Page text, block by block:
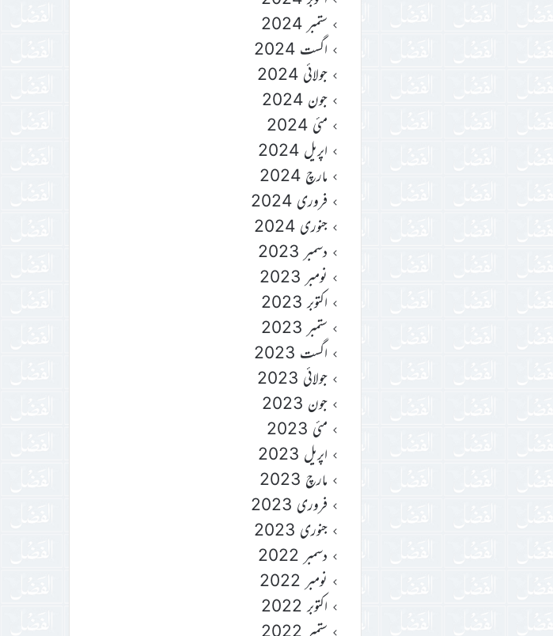
ستمبر 2024
اگست 2024
جولائی 2024
جون 2024
مئی 2024
اپریل 2024
مارچ 2024
فروری 2024
جنوری 2024
دسمبر 2023
نومبر 2023
اکتوبر 2023
ستمبر 2023
اگست 2023
جولائی 2023
جون 2023
مئی 2023
اپریل 2023
مارچ 2023
فروری 2023
جنوری 2023
دسمبر 2022
نومبر 2022
اکتوبر 2022
ستمبر 2022